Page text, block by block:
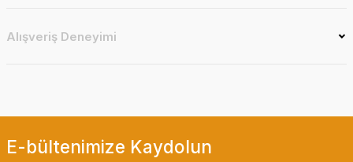
Alışveriş Deneyimi
E-bültenimize Kaydolun